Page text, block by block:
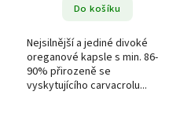
Do košíku
Nejsilnější a jediné divoké
oreganové kapsle s min. 86-
90% přirozeně se
vyskytujícího carvacrolu...